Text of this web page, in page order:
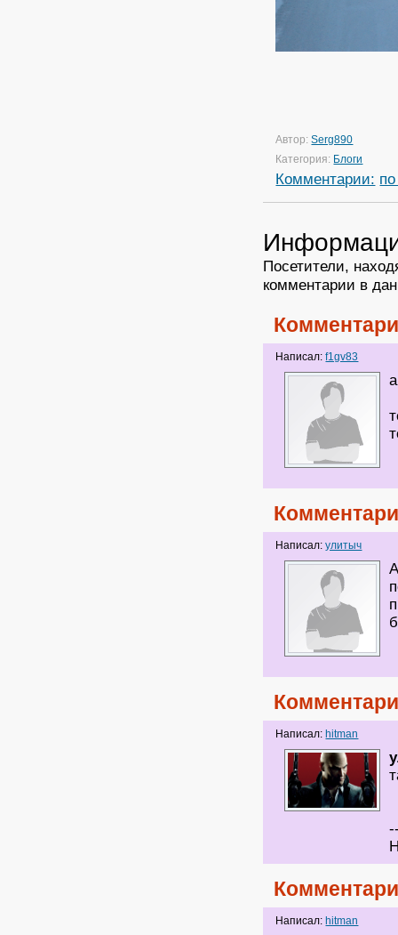
Автор:Serg890
Категория: Блоги
Комментарии:
Посетители,
комментарии в
Написал:f1gv83
Написал:улитыч
Написал: hitman
Написал: hitman